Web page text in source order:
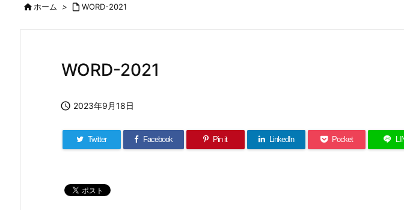
ホーム >  WORD-2021
WORD-2021
 2023年9月18日
Twitter Facebook Pin it LinkedIn Pocket